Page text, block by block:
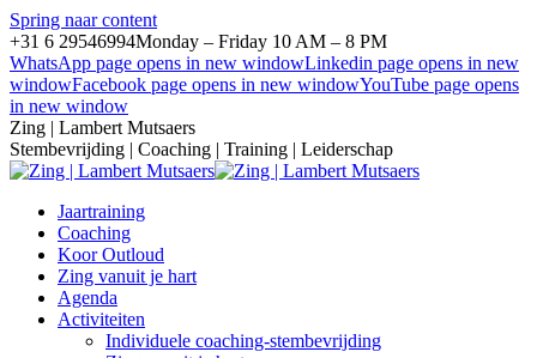
Spring naar content
+31 6 29546994Monday – Friday 10 AM – 8 PM
WhatsApp page opens in new windowLinkedin page opens in new
windowFacebook page opens in new windowYouTube page opens
in new window
Zing | Lambert Mutsaers
Stembevrijding | Coaching | Training | Leiderschap
Jaartraining
Coaching
Koor Outloud
Zing vanuit je hart
Agenda
Activiteiten
Individuele coaching-stembevrijding